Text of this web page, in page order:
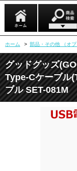
ホーム > 部品・その他 （オプ
グッドグッズ
Type-Cケーブル
ブル SET-081M